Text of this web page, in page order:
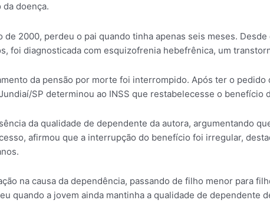
doença.
2000, perdeu o pai quando tinha apenas seis meses.
foi diagnosticada com esquizofrenia hebefrênica, um
da pensão por morte foi interrompido. Após ter o
SP determinou ao INSS que restabelecesse o benefício
da qualidade de dependente da autora, argumentando
afirmou que a interrupção do benefício foi irregular,
na causa da dependência, passando de filho menor para
quando a jovem ainda mantinha a qualidade de dependente